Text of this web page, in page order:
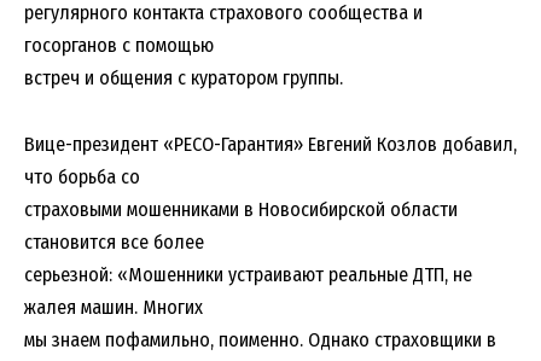
регулярного контакта страхового сообщества и
госорганов с помощью
встреч и общения с куратором группы.
Вице-президент «РЕСО-Гарантия» Евгений Козлов добавил,
что борьба со
страховыми мошенниками в Новосибирской области
становится все более
серьезной: «Мошенники устраивают реальные ДТП, не
жалея машин. Многих
мы знаем пофамильно, поименно. Однако страховщики в